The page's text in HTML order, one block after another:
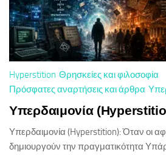
Hyperstition Θρησκείες και φιλοσοφία
Πρόσφατες αναρτήσεις και άρθρα
Υπερδαιμονία
Υπερδαιμονία (Hyperstition): Όταν οι
δημιουργούν την πραγματικότητα